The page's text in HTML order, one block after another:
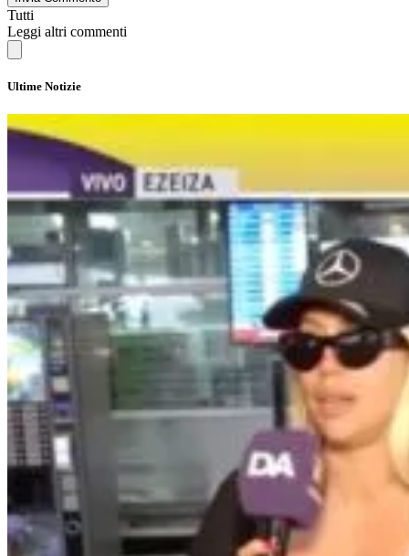
Tutti
Leggi altri commenti
Ultime Notizie